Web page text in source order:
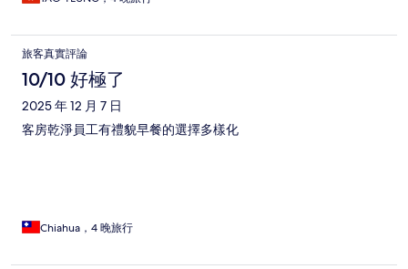
旅客真實評論
10/10 好極了
2025 年 12 月 7 日
客房乾淨員工有禮貌早餐的選擇多樣化
Chiahua，4 晚旅行